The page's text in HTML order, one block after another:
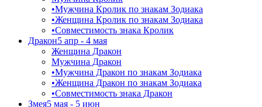
•Мужчина Кролик по знакам Зодиака
•Женщина Кролик по знакам Зодиака
•Совместимость знака Кролик
Дракон5 апр - 4 мая
Женщина Дракон
Мужчина Дракон
•Мужчина Дракон по знакам Зодиака
•Женщина Дракон по знакам Зодиака
•Совместимость знака Дракон
Змея5 мая - 5 июн